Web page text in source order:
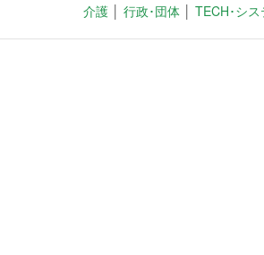
介護
行政･団体 TECH･シス